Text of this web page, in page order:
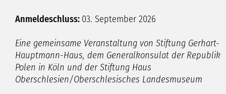
Anmeldeschluss: 03. September 2026
Eine gemeinsame Veranstaltung von Stiftung Gerhart-
Hauptmann-Haus, dem Generalkonsulat der Republik
Polen in Köln und derStiftung Haus
Oberschlesien/Oberschlesisches Landesmuseum